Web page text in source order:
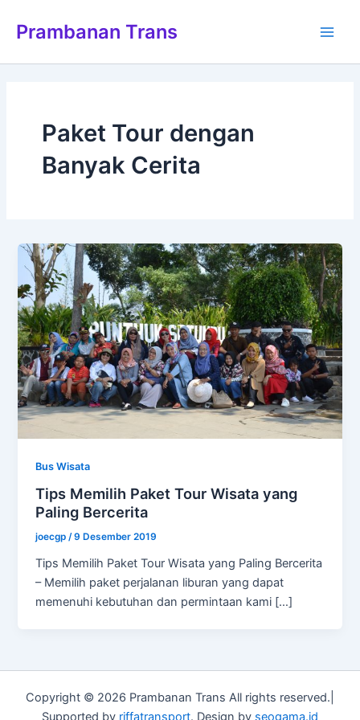
Prambanan Trans
Paket Tour dengan
Banyak Cerita
Bus Wisata
Tips Memilih Paket Tour Wisata yang
Paling Bercerita
joecgp/9 Desember 2019
Tips Memilih Paket Tour Wisata yang Paling Bercerita
– Memilih paket perjalanan liburan yang dapat
memenuhi kebutuhan dan permintaan kami […]
Copyright © 2026 Prambanan Trans All rights reserved.|
Supported by riffatransport. Design by seogama.id